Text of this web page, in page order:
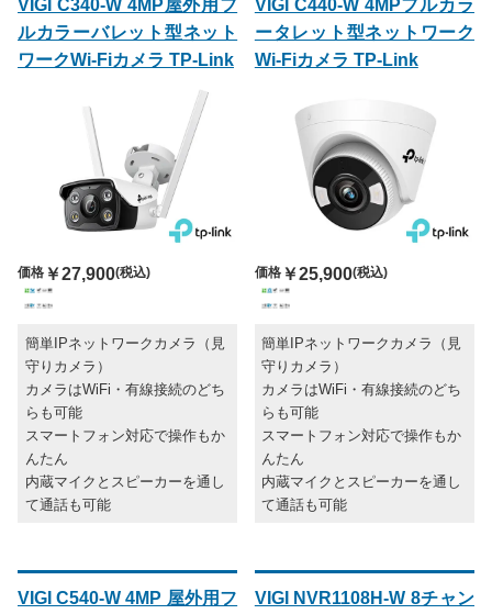
VIGI C340-W 4MP屋外用フ
ルカラーバレット型ネット
ワークWi-Fiカメラ TP-Link
価格 ￥27,900(税込)
簡単IPネットワークカメラ（見
守りカメラ）
カメラはWiFi・有線接続のどち
らも可能
スマートフォン対応で操作もか
んたん
内蔵マイクとスピーカーを通し
て通話も可能
VIGI C440-W 4MPフルカラ
ータレット型ネットワーク
Wi-Fiカメラ TP-Link
価格￥25,900(税込)
簡単IPネットワークカメラ（見
守りカメラ）
カメラはWiFi・有線接続のどち
らも可能
スマートフォン対応で操作もか
んたん
内蔵マイクとスピーカーを通し
て通話も可能
VIGI C540-W 4MP 屋外用フ
VIGI NVR1108H-W 8チャン